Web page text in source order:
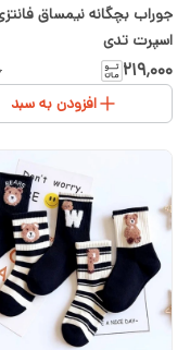
جوراب بچگانه نیمساق
اسپرت تدی
۲۱۹٬۰۰۰
افزودن به سبد